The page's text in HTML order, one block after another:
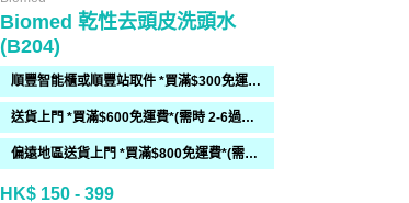
Biomed 乾性去頭皮洗頭水
(B204)
順豐智能櫃或順豐站取件 *買滿$300免運費*
送貨上門 *買滿$600免運費*(需時 2-6過工作天)
偏遠地區送貨上門 *買滿$800免運費*(需時 2-6個工作天)
HK$ 150 - 399